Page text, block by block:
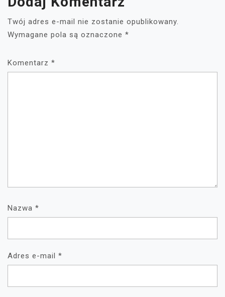
Twój adres e-mail nie zostanie opublikowany.
Wymagane pola są oznaczone *
Komentarz *
Nazwa *
Adres e-mail *